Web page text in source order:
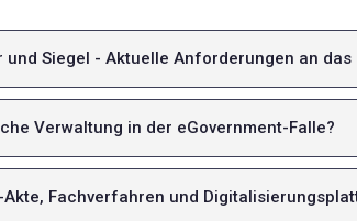
und Siegel - Aktuelle Anforderungen an
Verwaltung in der eGovernment-Falle?
Akte, Fachverfahren und